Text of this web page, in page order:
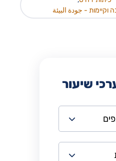
וקיימות - جودة البيئة
שיעור